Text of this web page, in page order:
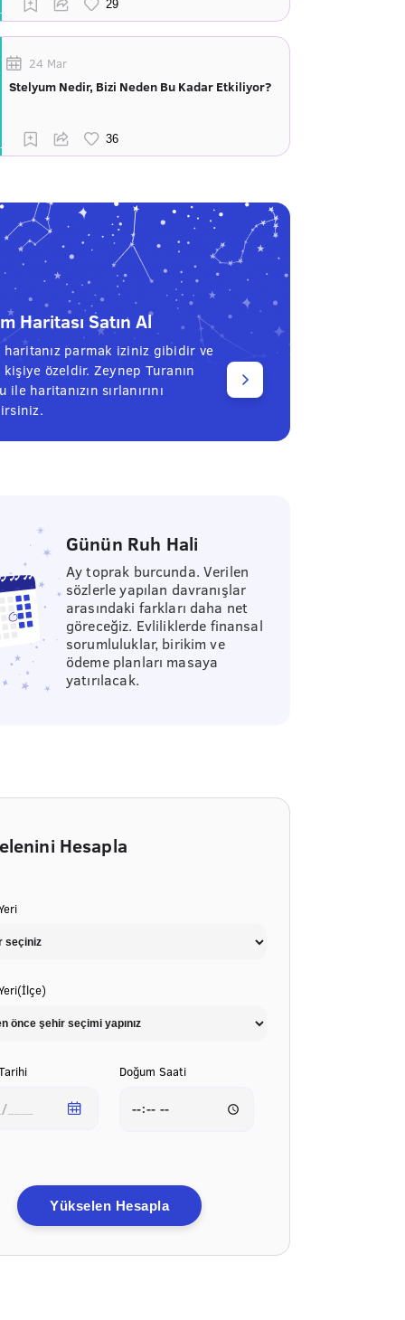
24 Mar
Stelyum Nedir, Bizi Neden Bu Kadar Etkiliyor?
Haritası Satın Al
haritanız parmak iziniz gibidir ve
kişiye özeldir. Zeynep Turanın
ile haritanızın sırlanırını
Günün Ruh Hali
Ay toprak burcunda. Verilen
sözlerle yapılan davranışlar
arasındaki farkları daha net
göreceğiz. Evliliklerde finansal
sorumluluklar, birikim ve
ödeme planları masaya
yatırılacak.
Hesapla
Doğum Saati
Yükselen Hesapla